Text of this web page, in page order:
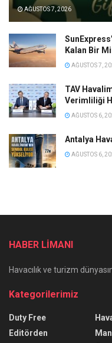
AĞUSTOS 7, 2026
Kalan Bir
AĞUSTOS 7,
TAV
Verimliliği
AĞUSTOS 6,
Antalya
AĞUSTOS 6,
HABER LİMANI
Havacılık ve turizm
Kategorilerimiz
Duty Free
Editörden